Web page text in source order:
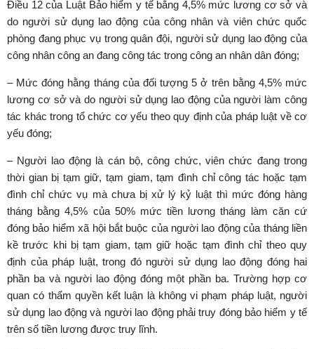
Điều 12 của Luật Bảo hiểm y tế bằng 4,5% mức lương cơ sở và
do người sử dụng lao động của công nhân và viên chức quốc
phòng đang phục vụ trong quân đội, người sử dụng lao động của
công nhân công an đang công tác trong công an nhân dân đóng;
– Mức đóng hằng tháng của đối tượng 5 ở trên bằng 4,5% mức
lương cơ sở và do người sử dụng lao động của người làm công
tác khác trong tổ chức cơ yếu theo quy định của pháp luật về cơ
yếu đóng;
– Người lao động là cán bộ, công chức, viên chức đang trong
thời gian bị tạm giữ, tạm giam, tạm đình chỉ công tác hoặc tạm
đình chỉ chức vụ mà chưa bị xử lý kỷ luật thì mức đóng hàng
tháng bằng 4,5% của 50% mức tiền lương tháng làm căn cứ
đóng bảo hiểm xã hội bắt buộc của người lao động của tháng liền
kề trước khi bị tạm giam, tạm giữ hoặc tạm đình chỉ theo quy
định của pháp luật, trong đó người sử dụng lao động đóng hai
phần ba và người lao động đóng một phần ba. Trường hợp cơ
quan có thẩm quyền kết luận là không vi phạm pháp luật, người
sử dụng lao động và người lao động phải truy đóng bảo hiểm y tế
trên số tiền lương được truy lĩnh.